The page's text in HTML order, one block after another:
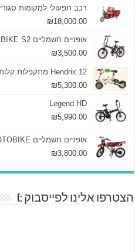
רכב תפעולי למקומות
₪18,000.00
אופניים חשמליים SMART BIKE S2
₪3,500.00
Hendrix 12 מתקפלות קלות במיוחד
₪5,300.00
Legend HD
₪5,990.00
אופניים חשמליים MOTOBIKE
₪3,800.00
הצטרפו אלינו לפייסבוק :)